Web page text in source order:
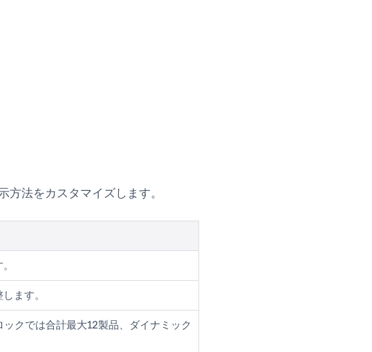
法をカスタマイズします。
ます。
クでは合計最大12製品、ダイナミック